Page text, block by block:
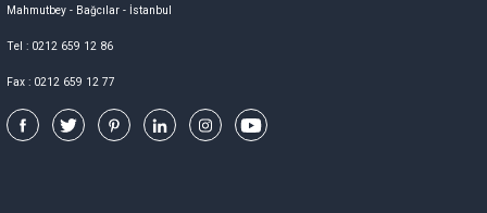
Mahmutbey - Bağcılar - İstanbul
Tel : 0212 659 12 86
Fax : 0212 659 12 77